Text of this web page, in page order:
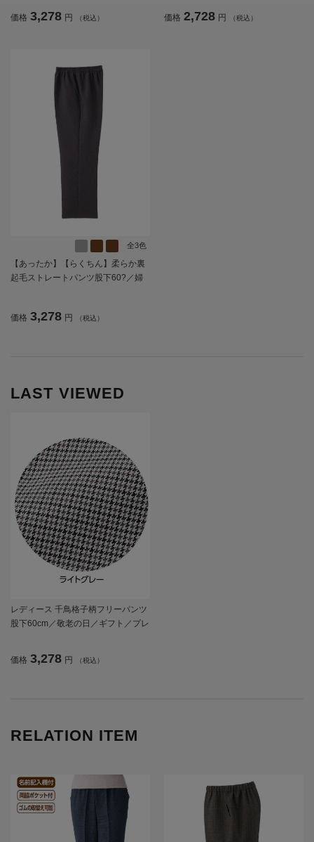
価格 3,278 円 （税込） 価格 2,728 円 （税込）
全3色
【あったか】【らくちん】柔らか裏
起毛ストレートパンツ股下60?／婦
欄付／のびのび／おしゃれ／ギフト
価格 3,278 円 （税込）
LAST VIEWED
レディース 千鳥格子柄フリーパンツ
股下60cm／敬老の日／ギフト／プレ
価格 3,278 円 （税込）
RELATION ITEM